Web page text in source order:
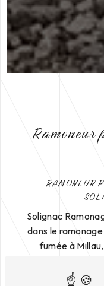
Ramoneur
RAMONEUR
Solignac
dans le
fumée à
maintenir ses
état pour